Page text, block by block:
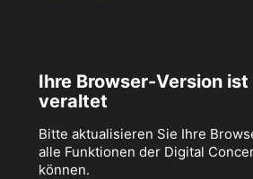
Ihre Browser-Version
veraltet
Bitte aktualisieren Sie Ihre
alle Funktionen der Digital
können.